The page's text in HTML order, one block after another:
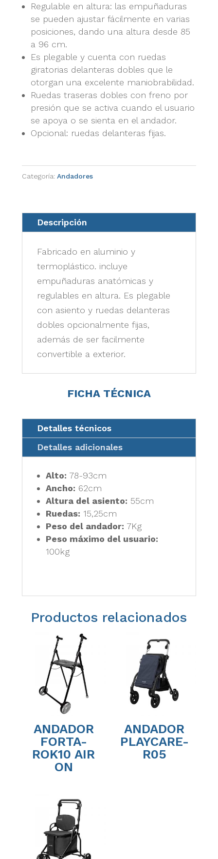
Regulable en altura: las empuñaduras
se pueden ajustar fácilmente en varias
posiciones, dando una altura desde 85
a 96 cm.
Es plegable y cuenta con ruedas
giratorias delanteras dobles que le
otorgan una excelente maniobrabilidad.
Ruedas traseras dobles con freno por
presión que se activa cuando el usuario
se apoya o se sienta en el andador.
Opcional: ruedas delanteras fijas.
Categoría: Andadores
Descripción
Fabricado en aluminio y
termoplástico. incluye
empuñaduras anatómicas y
regulables en altura. Es plegable
con asiento y ruedas delanteras
dobles opcionalmente fijas,
además de ser facilmente
convertible a exterior.
FICHA TÉCNICA
Detalles técnicos
Detalles adicionales
Alto: 78-93cm
Ancho: 62cm
Altura del asiento: 55cm
Ruedas: 15,25cm
Peso del andador: 7Kg
Peso máximo del usuario:
100kg
Productos relacionados
ANDADOR
FORTA-
ROK10 AIR
ON
ANDADOR
PLAYCARE-
R05